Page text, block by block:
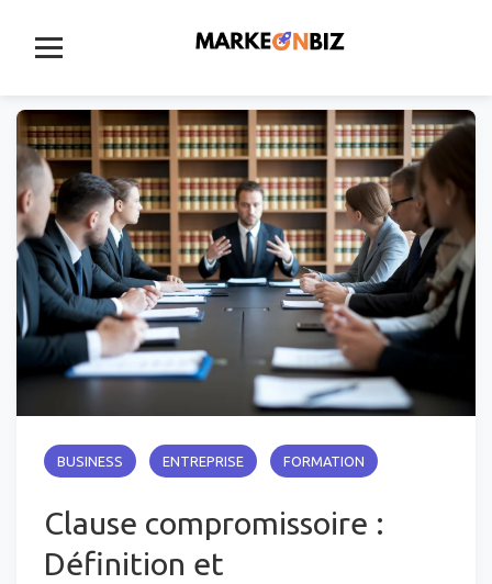
contenu
BUSINESS ENTREPRISE FORMATION
Clause compromissoire :
Définition et